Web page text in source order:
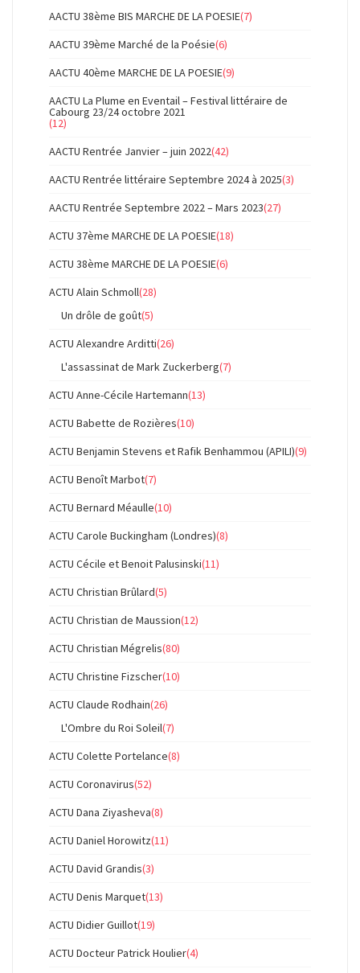
AACTU 38ème BIS MARCHE DE LA POESIE(7)
AACTU 39ème Marché de la Poésie(6)
AACTU 40ème MARCHE DE LA POESIE(9)
AACTU La Plume en Eventail – Festival littéraire de
Cabourg 23/24 octobre 2021
(12)
AACTU Rentrée Janvier – juin 2022(42)
AACTU Rentrée littéraire Septembre 2024 à 2025(3)
AACTU Rentrée Septembre 2022 – Mars 2023(27)
ACTU 37ème MARCHE DE LA POESIE(18)
ACTU 38ème MARCHE DE LA POESIE(6)
ACTU Alain Schmoll(28)
Un drôle de goût(5)
ACTU Alexandre Arditti(26)
L'assassinat de Mark Zuckerberg(7)
ACTU Anne-Cécile Hartemann(13)
ACTU Babette de Rozières(10)
ACTU Benjamin Stevens et Rafik Benhammou (APILI)(9)
ACTU Benoît Marbot(7)
ACTU Bernard Méaulle(10)
ACTU Carole Buckingham (Londres)(8)
ACTU Cécile et Benoit Palusinski(11)
ACTU Christian Brûlard(5)
ACTU Christian de Maussion(12)
ACTU Christian Mégrelis(80)
ACTU Christine Fizscher(10)
ACTU Claude Rodhain(26)
L'Ombre du Roi Soleil(7)
ACTU Colette Portelance(8)
ACTU Coronavirus(52)
ACTU Dana Ziyasheva(8)
ACTU Daniel Horowitz(11)
ACTU David Grandis(3)
ACTU Denis Marquet(13)
ACTU Didier Guillot(19)
ACTU Docteur Patrick Houlier(4)